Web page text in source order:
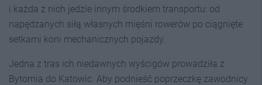
i każda z nich jedzie innym środkiem transportu: od
napędzanych siłą własnych mięśni rowerów po ciągnięte
setkami koni mechanicznych pojazdy.
Jedna z tras ich niedawnych wyścigów prowadziła z
Bytomia do Katowic. Aby podnieść poprzeczkę zawodnicy